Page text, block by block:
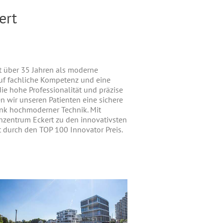
über 35 Jahren als moderne
fachliche Kompetenz und eine
hohe Professionalität und präzise
wir unseren Patienten eine sichere
hochmoderner Technik. Mit
Eckert zu den innovativsten
den TOP 100 Innovator Preis.